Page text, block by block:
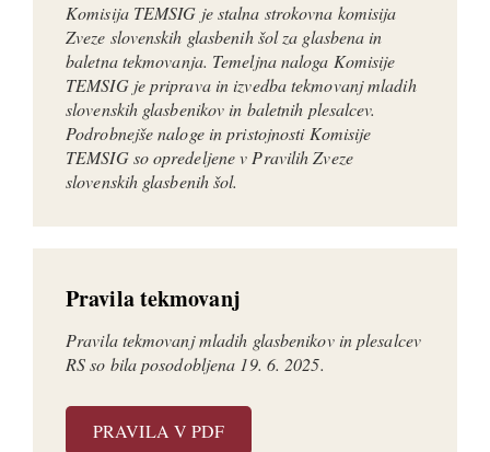
Komisija TEMSIG je stalna strokovna komisija
Zveze slovenskih glasbenih šol za glasbena in
baletna tekmovanja. Temeljna naloga Komisije
TEMSIG je priprava in izvedba tekmovanj mladih
slovenskih glasbenikov in baletnih plesalcev.
Podrobnejše naloge in pristojnosti Komisije
TEMSIG so opredeljene v Pravilih Zveze
slovenskih glasbenih šol.
Pravila tekmovanj
Pravila tekmovanj mladih glasbenikov in plesalcev
RS so bila posodobljena 19. 6. 2025.
PRAVILA V PDF